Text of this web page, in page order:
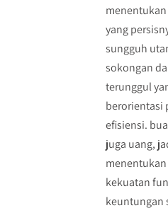
menentukan
yang
sungguh
sokongan
terunggul
berorientasi
efisiensi.
juga uang,
kekuatan
keuntungan